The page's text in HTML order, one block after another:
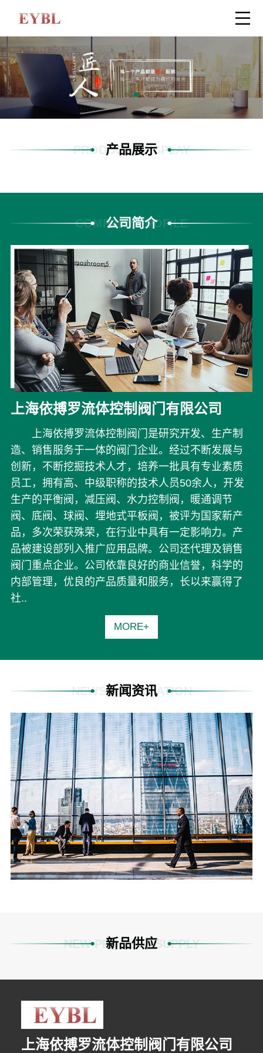
产品展示
PRODUCTS DISPLAY
公司简介
COMPANY PROFILE
上海依搏罗流体控制阀门有限公司
上海依搏罗流体控制阀门是研究开发、生产制
造、销售服务于一体的阀门企业。经过不断发展与
创新，不断挖掘技术人才，培养一批具有专业素质
员工，拥有高、中级职称的技术人员50余人，开发
生产的平衡阀，减压阀、水力控制阀，暖通调节
阀、底阀、球阀、埋地式平板阀，被评为国家新产
品，多次荣获殊荣，在行业中具有一定影响力。产
品被建设部列入推广应用品牌。公司还代理及销售
阀门重点企业。公司依靠良好的商业信誉，科学的
内部管理，优良的产品质量和服务，长以来赢得了
社..
MORE+
新闻资讯
NEWS INFORMATION
新品供应
NEW PRODUCT SUPPLY
上海依搏罗流体控制阀门有限公司